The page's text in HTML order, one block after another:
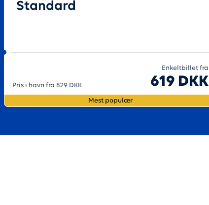
Standard
Pris i havn fra 829 DKK
Enkeltbillet fra
619 DKK
Mest populær